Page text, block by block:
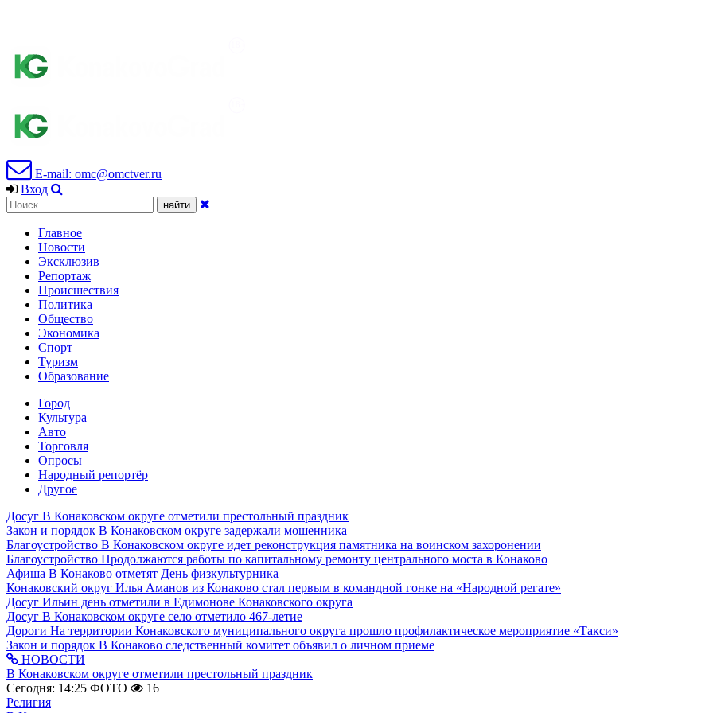
E-mail: omc@omctver.ru
Вход
Главное
Новости
Эксклюзив
Репортаж
Происшествия
Политика
Общество
Экономика
Спорт
Туризм
Образование
Город
Культура
Авто
Торговля
Опросы
Народный репортёр
Другое
Досуг В Конаковском округе отметили престольный праздник
Закон и порядок В Конаковском округе задержали мошенника
Благоустройство В Конаковском округе идет реконструкция памятника на воинском захоронении
Благоустройство Продолжаются работы по капитальному ремонту центрального моста в Конаково
Афиша В Конаково отметят День физкультурника
Конаковский округ Илья Аманов из Конаково стал первым в командной гонке на «Народной регате»
Досуг Ильин день отметили в Едимонове Конаковского округа
Досуг В Конаковском округе село отметило 467-летие
Дороги На территории Конаковского муниципального округа прошло профилактическое мероприятие «Такси»
Закон и порядок В Конаково следственный комитет объявил о личном приеме
НОВОСТИ
В Конаковском округе отметили престольный праздник
Сегодня: 14:25 ФОТО
16
Религия